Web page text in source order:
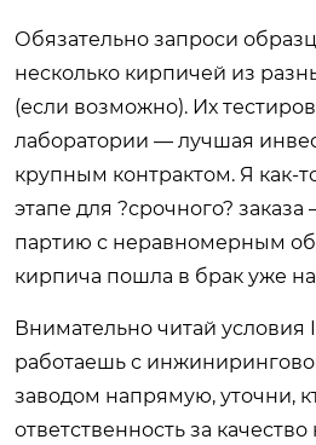
Обязательно запроси
несколько кирпичей из
(если возможно). Их
лаборатории — лучшая
крупным контрактом. Я как-
этапе для ?срочного?
партию с неравномерным
кирпича пошла в брак уже
Внимательно читай условия
работаешь с
заводом напрямую, уточни,
ответственность за